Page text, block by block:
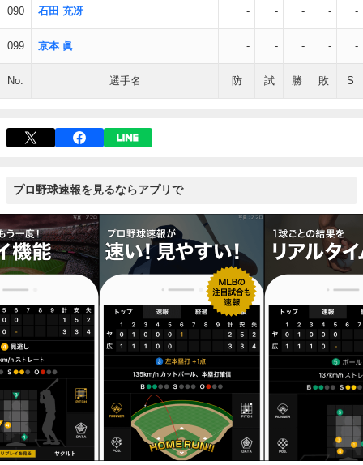
090 石田 充冴 - - - - -
099 京本 眞 - - - - -
No. 選手名 防 試 勝 敗 S
プロ野球速報を見るならアプリで